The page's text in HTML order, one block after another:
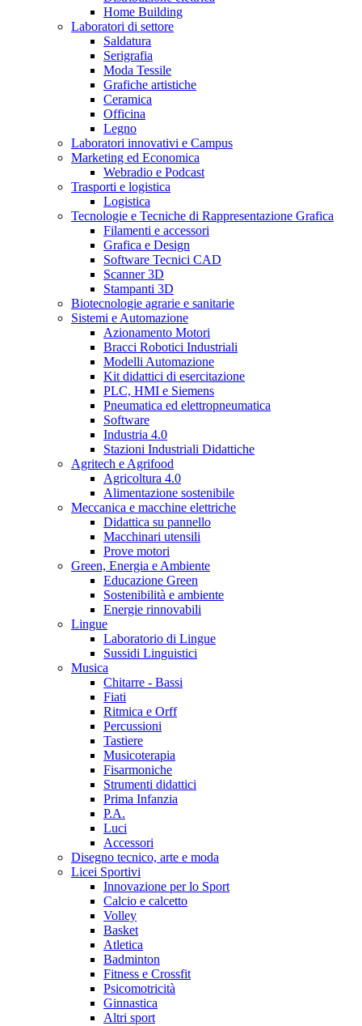
Home Building
Laboratori di settore
Saldatura
Serigrafia
Moda Tessile
Grafiche artistiche
Ceramica
Officina
Legno
Laboratori innovativi e Campus
Marketing ed Economica
Webradio e Podcast
Trasporti e logistica
Logistica
Tecnologie e Tecniche di Rappresentazione Grafica
Filamenti e accessori
Grafica e Design
Software Tecnici CAD
Scanner 3D
Stampanti 3D
Biotecnologie agrarie e sanitarie
Sistemi e Automazione
Azionamento Motori
Bracci Robotici Industriali
Modelli Automazione
Kit didattici di esercitazione
PLC, HMI e Siemens
Pneumatica ed elettropneumatica
Software
Industria 4.0
Stazioni Industriali Didattiche
Agritech e Agrifood
Agricoltura 4.0
Alimentazione sostenibile
Meccanica e macchine elettriche
Didattica su pannello
Macchinari utensili
Prove motori
Green, Energia e Ambiente
Educazione Green
Sostenibilità e ambiente
Energie rinnovabili
Lingue
Laboratorio di Lingue
Sussidi Linguistici
Musica
Chitarre - Bassi
Fiati
Ritmica e Orff
Percussioni
Tastiere
Musicoterapia
Fisarmoniche
Strumenti didattici
Prima Infanzia
P.A.
Luci
Accessori
Disegno tecnico, arte e moda
Licei Sportivi
Innovazione per lo Sport
Calcio e calcetto
Volley
Basket
Atletica
Badminton
Fitness e Crossfit
Psicomotricità
Ginnastica
Altri sport